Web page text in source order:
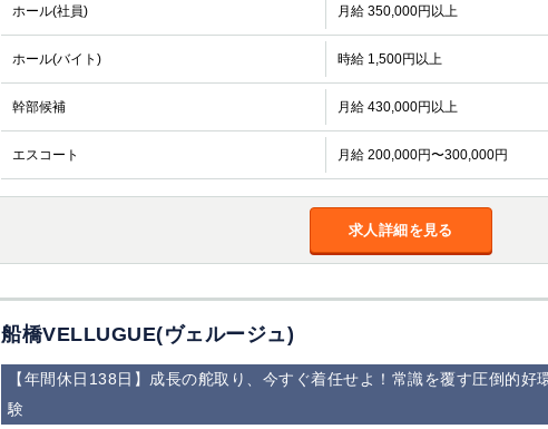
ホール(社員) 月給 350,000円以上
ホール(バイト) 時給 1,500円以上
幹部候補 月給 430,000円以上
エスコート 月給 200,000円〜300,000円
求人詳細を見る
船橋VELLUGUE(ヴェルージュ)
【年間休日138日】成長の舵取り、今すぐ着任せよ！常識を覆す圧倒的好
験